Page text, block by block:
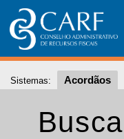
Sistemas: Acordãos